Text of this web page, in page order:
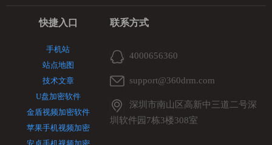
快捷入口
手机站
站点地图
技术文章
U盘加密软件
金盾视频加密软件
苹果手机视频加密
联系方式
4000656360
support@360drm.com
深圳市南山区高新中三道二号深
圳软件园7栋3楼308室